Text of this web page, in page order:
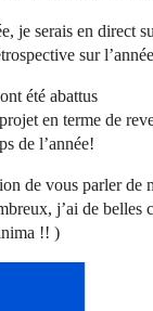
je serais en direct
sur
été abattus
en terme de
de l’année!
de vous parler de
j’ai de belles
!! )